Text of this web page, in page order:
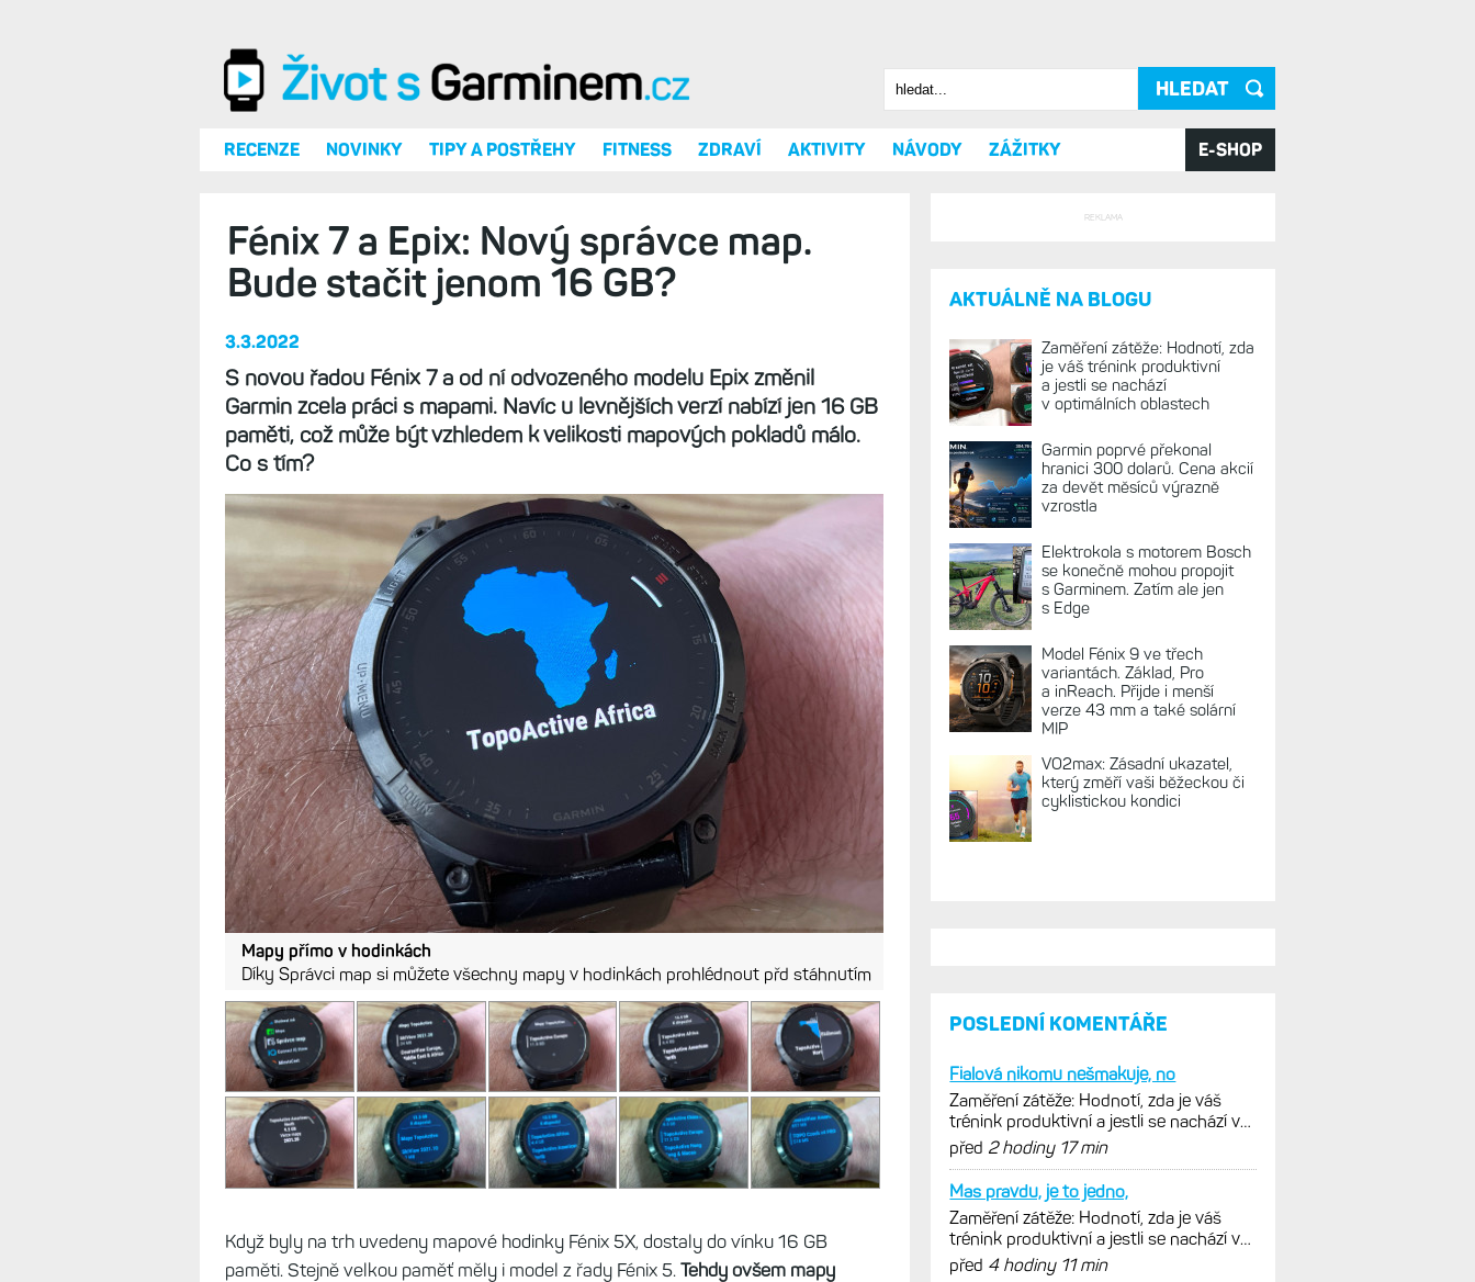
Vyhledávání
Hledat
RECENZE NOVINKY TIPY A POSTŘEHY FITNESS ZDRAVÍ AKTIVITY NÁVODY ZÁŽITKY E-SHOP
Fénix 7 a Epix: Nový správce map.
Bude stačit jenom 16 GB?
3.3.2022
S novou řadou Fénix 7 a od ní odvozeného modelu Epix změnil
Garmin zcela práci s mapami. Navíc u levnějších verzí nabízí jen 16 GB
paměti, což může být vzhledem k velikosti mapových pokladů málo.
Co s tím?
Mapy přímo v hodinkách
Díky Správci map si můžete všechny mapy v hodinkách prohlédnout přd stáhnutím
Když byly na trh uvedeny mapové hodinky Fénix 5X, dostaly do vínku 16 GB
paměti. Stejně velkou paměť měly i model z řady Fénix 5. Tehdy ovšem mapy
REKLAMA
AKTUÁLNĚ NA BLOGU
Zaměření zátěže: Hodnotí, zda
je váš trénink produktivní
a jestli se nachází
v optimálních oblastech
Garmin poprvé překonal
hranici 300 dolarů. Cena akcií
za devět měsíců výrazně
vzrostla
Elektrokola s motorem Bosch
se konečně mohou propojit
s Garminem. Zatím ale jen
s Edge
Model Fénix 9 ve třech
variantách. Základ, Pro
a inReach. Přijde i menší
verze 43 mm a také solární
MIP
VO2max: Zásadní ukazatel,
který změří vaši běžeckou či
cyklistickou kondici
POSLEDNÍ KOMENTÁŘE
Fialová nikomu nešmakuje, no
Zaměření zátěže: Hodnotí, zda je váš
trénink produktivní a jestli se nachází v
optimálních oblastech
před 2 hodiny 17 min
Mas pravdu, je to jedno,
Zaměření zátěže: Hodnotí, zda je váš
trénink produktivní a jestli se nachází v
optimálních oblastech
před 4 hodiny 11 min